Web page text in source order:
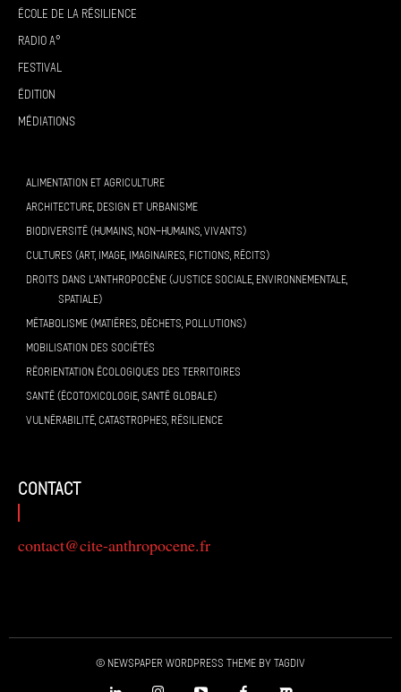
École de la résilience
Radio A°
Festival
Édition
Médiations
ALIMENTATION ET AGRICULTURE
ARCHITECTURE, DESIGN ET URBANISME
BIODIVERSITÉ (HUMAINS, NON-HUMAINS, VIVANTS)
CULTURES (ART, IMAGE, IMAGINAIRES, FICTIONS, RÉCITS)
DROITS DANS L’ANTHROPOCÈNE (JUSTICE SOCIALE, ENVIRONNEMENTALE,
SPATIALE)
MÉTABOLISME (MATIÈRES, DÉCHETS, POLLUTIONS)
MOBILISATION DES SOCIÉTÉS
RÉORIENTATION ÉCOLOGIQUES DES TERRITOIRES
SANTÉ (ÉCOTOXICOLOGIE, SANTÉ GLOBALE)
VULNÉRABILITÉ, CATASTROPHES, RÉSILIENCE
contact
contact@cite-anthropocene.fr
© Newspaper WordPress Theme by TagDiv